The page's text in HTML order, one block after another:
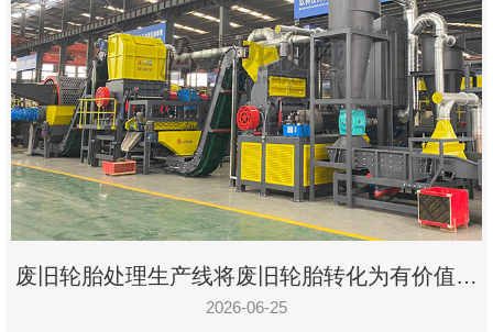
废旧轮胎处理生产线将废旧轮胎转化为有价值的
资源
2026-06-25